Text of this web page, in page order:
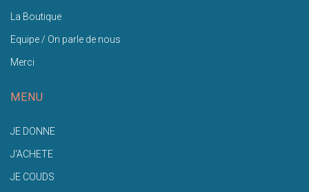
La Boutique
Equipe / On parle de nous
Merci
MENU
JE DONNE
J'ACHETE
JE COUDS